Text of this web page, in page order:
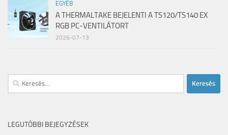
EGYÉB
A THERMALTAKE BEJELENTI A TS120/TS140 EX
RGB PC-VENTILÁTORT
2026-07-13
Keresés:
LEGUTÓBBI BEJEGYZÉSEK